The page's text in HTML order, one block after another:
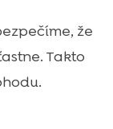
že
Takto